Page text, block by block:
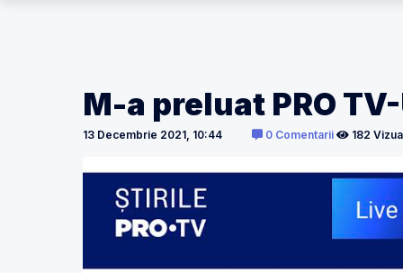
M-a preluat PRO
13 Decembrie 2021, 10:44 0 Comentarii 182